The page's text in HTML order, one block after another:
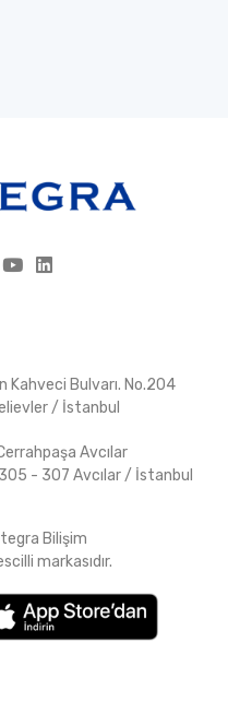
Kahveci Bulvarı. No.204
/ İstanbul
Avcılar
- 307 Avcılar / İstanbul
Bilişim
markasıdır.